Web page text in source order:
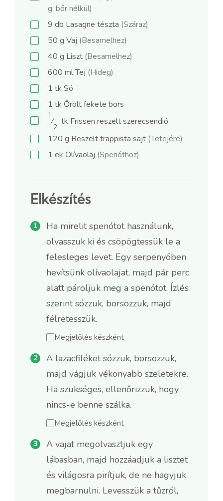
g, bőr nélkül)
9 db Lasagne tészta (Száraz)
50 g Vaj (Besamelhez)
40 g Liszt (Besamelhez)
600 mlTej (Hideg)
1 tk Só
1 tk Őrölt fekete bors
1
⁄
2
tk Frissen reszelt szerecsendió
120 g Reszelt trappista sajt (Tetejére)
1 ek Olívaolaj (Spenóthoz)
Elkészítés
Ha mirelit spenótot használunk,
olvasszuk ki és csöpögtessük le a
felesleges levet. Egy serpenyőben
hevítsünk olívaolajat, majd pár perc
alatt pároljuk meg a spenótot. Ízlés
szerint sózzuk, borsozzuk, majd
félretesszük.
Megjelölés készként
A lazacfiléket sózzuk, borsozzuk,
majd vágjuk vékonyabb szeletekre.
Ha szükséges, ellenőrizzük, hogy
nincs-e benne szálka.
Megjelölés készként
A vajat megolvasztjuk egy
lábasban, majd hozzáadjuk a lisztet
és világosra pirítjuk, de ne hagyjuk
megbarnulni. Levesszük a tűzről,